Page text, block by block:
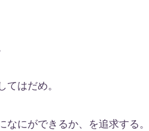
はだめ。
にができるか、を追求する。